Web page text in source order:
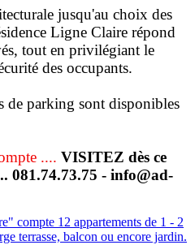
jusqu'au choix des
Ligne Claire répond
tout en privilégiant le
des occupants.
de parking sont disponibles
.... VISITEZ dès ce
081.74.73.75 - info@ad-
compte 12 appartements de 1 - 2
terrasse, balcon ou encore jardin.